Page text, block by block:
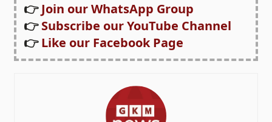
👉Join our WhatsApp Group
👉Subscribe our YouTube Channel
👉Like our Facebook Page